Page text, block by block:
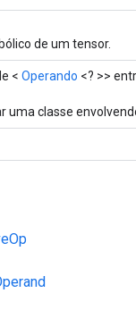
de um tensor.
< Operando <? >>
uma classe